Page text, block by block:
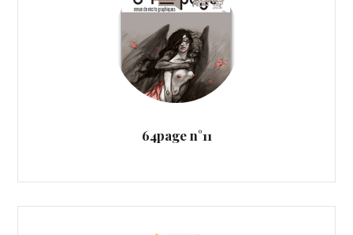
64page n°11